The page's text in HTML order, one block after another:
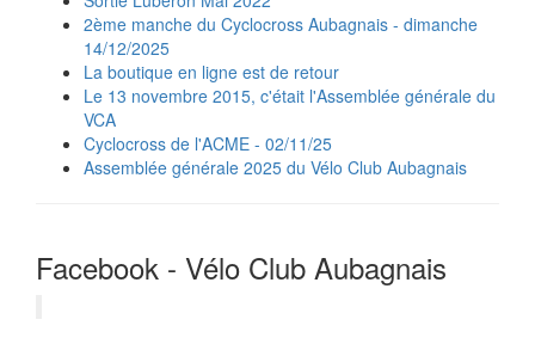
2ème manche du Cyclocross Aubagnais - dimanche
14/12/2025
La boutique en ligne est de retour
Le 13 novembre 2015, c'était l'Assemblée générale du
VCA
Cyclocross de l'ACME - 02/11/25
Assemblée générale 2025 du Vélo Club Aubagnais
Facebook - Vélo Club Aubagnais